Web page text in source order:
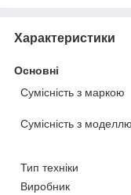
Характеристики
Основні
Сумісність з маркою
Сумісність з моделлю
Тип техніки
Виробник